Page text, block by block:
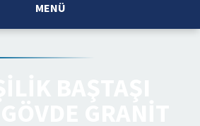
MENÜ